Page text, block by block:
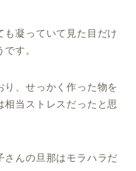
も凝っていて見た目だけ
す。
、せっかく作った物を
当ストレスだったと思
さんの旦那はモラハラだ